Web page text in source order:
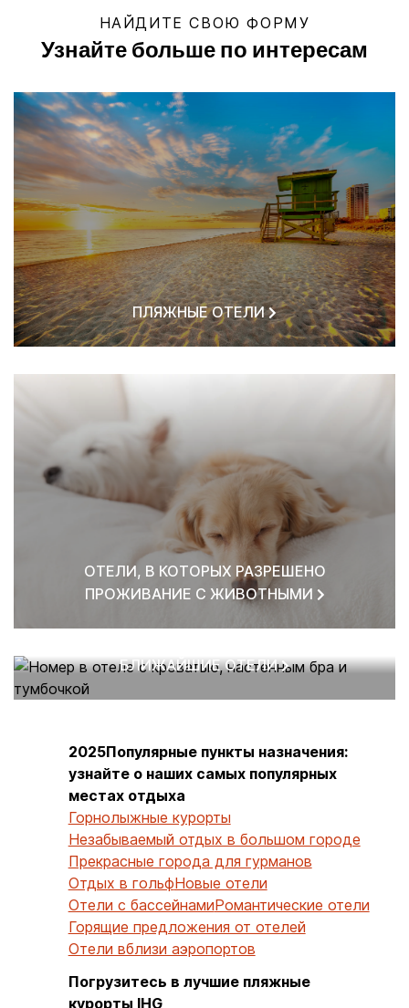
НАЙДИТЕ СВОЮ ФОРМУ
Узнайте больше по интересам
ПЛЯЖНЫЕ ОТЕЛИ
ОТЕЛИ, В КОТОРЫХ РАЗРЕШЕНО
ПРОЖИВАНИЕ С ЖИВОТНЫМИ
БЛИЖАЙШИЕ ОТЕЛИ
2025Популярные пункты назначения:
узнайте о наших самых популярных
местах отдыха
Горнолыжные курорты
Незабываемый отдых в большом городе
Прекрасные города для гурманов
Отдых в гольфНовые отели
Отели с бассейнамиРомантические отели
Горящие предложения от отелей
Отели вблизи аэропортов
Погрузитесь в лучшие пляжные
курорты IHG